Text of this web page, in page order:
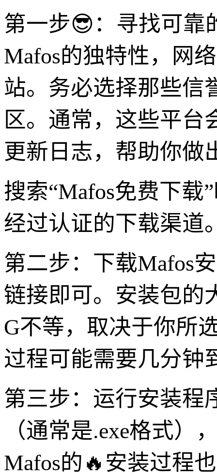
第一步😎：寻找可靠
Mafos的独特性，网
站。务必选择那些信
区。通常，这些平台
更新日志，帮助你做
搜索“Mafos免费下
经过认证的下载渠道
第二步：下载Mafos
链接即可。安装包的
G不等，取决于你所
过程可能需要几分钟
第三步：运行安装程
（通常是.exe格式
Mafos的🔥安装过程